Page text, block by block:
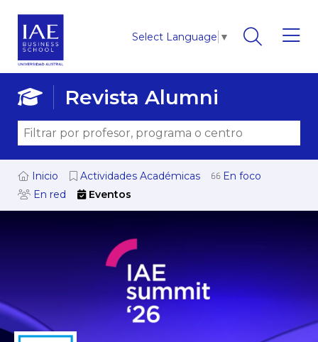
Select Language ▼
Revista Alumni
Inicio Actividades Académicas
En foco
En red
Eventos